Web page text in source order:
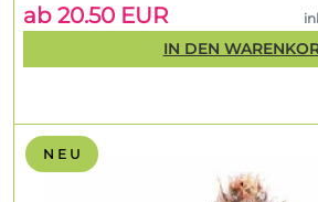
N E U
ab 20.50 EUR
IN DEN